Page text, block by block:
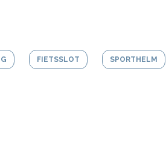
FIETSSLOT SPORTHELM